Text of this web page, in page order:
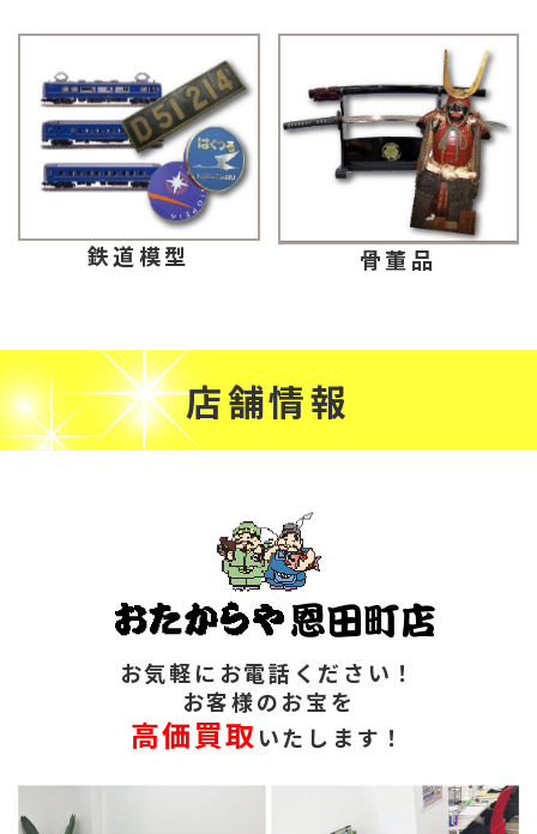
鉄道模型 骨董品
店舗情報
お気軽にお電話ください！
お客様のお宝を
高価買取 いたします！